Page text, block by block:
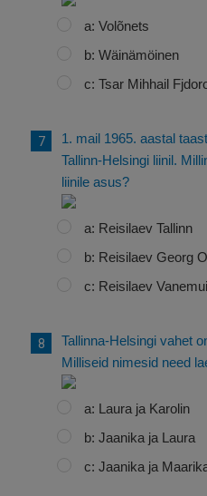
a: Volõnets
b: Wäinämöinen
c: Tsar Mihhail
1. mail 1965. aastal
Tallinn-Helsingi liinil.
liinile asus?
a: Reisilaev Tallinn
b: Reisilaev Georg
c: Reisilaev
Tallinna-Helsingi vahet
Milliseid nimesid need
a: Laura ja Karolin
b: Jaanika ja Laura
c: Jaanika ja